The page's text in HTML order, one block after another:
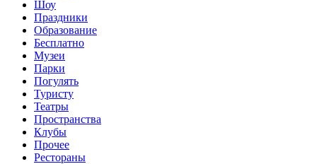
Шоу
Праздники
Образование
Бесплатно
Музеи
Парки
Погулять
Туристу
Театры
Пространства
Клубы
Прочее
Рестораны